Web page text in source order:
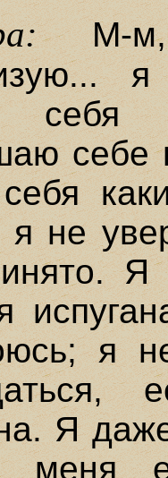
М-м,
себя
себе
я не
я
Я
меня